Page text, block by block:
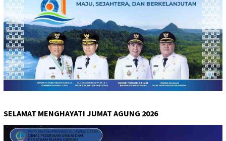
SELAMAT MENGHAYATI JUMAT AGUNG 2026